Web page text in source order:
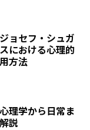
ョセフ・シュガ
における心理的
方法
理学から日常ま
説